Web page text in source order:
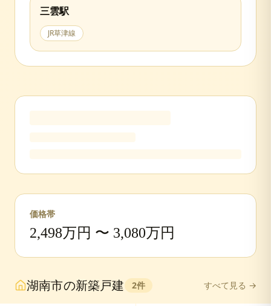
三雲駅
JR草津線
価格帯
2,498万円 〜 3,080万円
湖南市の新築戸建 2件 すべて見る →